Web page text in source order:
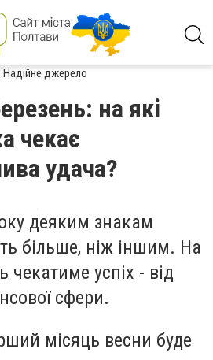
Надійне джерело
на які
чекає
удача?
деяким знакам
більше, ніж іншим. На
чекатиме успіх - від
сфери.
місяць весни буде